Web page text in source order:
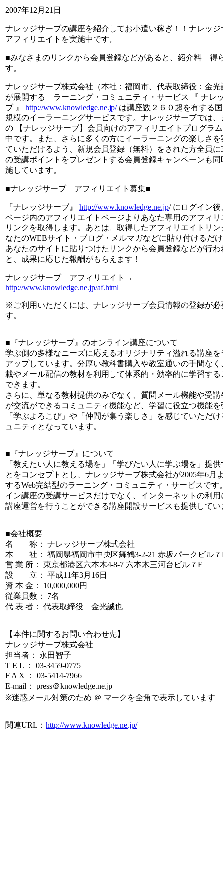
2007年12月21日
ナレッジサーブの講座を紹介してお小遣い稼ぎ！！ナレッジ
アフィリエイトを実施中です。
■みなさまのリンクから会員登録などがあると、紹介料 得
す。
ナレッジサーブ株式会社（本社：福岡市、代表取締役：金光
が展開する ラーニング・コミュニティ・サービス 『 ナレ
ブ 』
http://www.knowledge.ne.jp/は講座数２６０超を有する
規模のイーラーニングサービスです。ナレッジサーブでは、
の 【ナレッジサーブ】会員向けのアフィリエイトプログラ
中です。また、さらに多くの方にイーラーニングの楽しさを
ていただけるよう、新規会員登録（無料）をされた方全員に
の受講ポイントをプレゼントする会員登録キャンペーンも同
施しています。
■ナレッジサーブ アフィリエイト募集■
『ナレッジサーブ』 http://www.knowledge.ne.jp/ にログイン後
ページ内のアフィリエイトページよりあなた専用のアフィリ
リンクを取得します。あとは、取得したアフィリエイトリン
なたのWEBサイト・ブログ・メルマガなどに貼り付けるだ
あなたのサイトに貼りつけたリンクから会員登録などが行わ
と、成果に応じた報酬がもらえます！
ナレッジサーブ アフィリエイト→
http://www.knowledge.ne.jp/af.html
※ご利用いただくには、ナレッジサーブ会員情報の登録が必
す。
■『ナレッジサーブ』のオンライン講座について
学ぶ側の多様なニーズに応えるオリジナリティ溢れる講座を
アップしています。分厚い教科書購入や教室通いの手間なく
載やメール配信の教材を利用して体系的・効率的に学習する
できます。
さらに、単なる教材提供のみでなく、質問メール機能や受講
が交流ができるコミュニティ機能など、学習に役立つ機能を
「学ぶよろこび」や「仲間が集う楽しさ」を感じていただけ
ュニティとなっています。
■『ナレッジサーブ』について
「教えたい人に教える場を」「学びたい人に学ぶ場を」提供
とをコンセプトとし、ナレッジサーブ株式会社が2005年6月
するWeb完結型のラーニング・コミュニティ・サービスです
イン講座の受講サービスだけでなく、インターネットの利用
講座運営を行うことができる講座開設サービスも提供してい
■会社概要
名 称： ナレッジサーブ株式会社
本 社： 福岡県福岡市中央区舞鶴3-2-21 赤坂パークビル７
営 業 所： 東京都港区六本木4-8-7 六本木三河台ビル７F
設 立： 平成11年3月16日
資 本 金： 10,000,000円
従業員数： 7名
代 表 者： 代表取締役 金光誠也
【本件に関するお問い合わせ先】
ナレッジサーブ株式会社
担当者： 永田智子
T E L ： 03-3459-0775
F A X ： 03-5414-7966
E-mail： press＠knowledge.ne.jp
※迷惑メール対策のため ＠ マークを全角で表示しています
関連URL： http://www.knowledge.ne.jp/